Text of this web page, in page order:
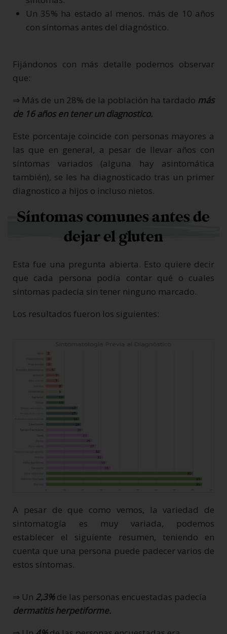
Un 35% ha estado al menos. más de 10 años
con síntomas antes del diagnóstico.
Fijándonos con más detalle podemos observar
que:
⇒ Más de un 28% de la población ha tardado más
de 16 años en tener un diagnostico.
Este porcentaje coincide con personas mayores a
las que en general, a pesar de llevar años con
síntomas variados (alguna hay asintomática
también), se les ha diagnosticado tras un primer
diagnostico a hijos o incluso nietos.
Síntomas comunes antes de
dejar el gluten
Esta fue una pregunta abierta. Esto quiere decir
que cada persona podía contar qué o cuales
síntomas padecía sin tener ninguno marcado.
Los resultados fueron los siguientes:
A pesar de que como vemos, la variedad de
sintomatogía es muy variada, podemos
establecer el siguiente resumen, teniendo en
cuenta que una persona puede padecer varios de
estos síntomas.
⇒ Un 2,3%de las personas encuestadas padecía
dermatitis herpetiforme.